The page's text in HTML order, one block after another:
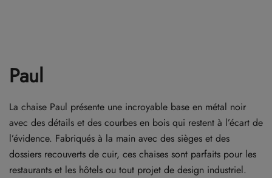
Paul
La chaise Paul présente une incroyable base en métal noir
avec des détails et des courbes en bois qui restent à l’écart de
l’évidence. Fabriqués à la main avec des sièges et des
dossiers recouverts de cuir, ces chaises sont parfaits pour les
restaurants et les hôtels ou tout projet de design industriel.